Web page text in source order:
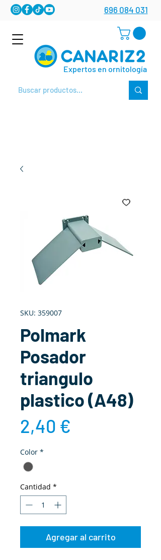
Expertos en ornitología
696 084 031
SKU: 359007
Polmark
Posador
triangulo
plastico (A48)
2,40 €
Color *
Cantidad *
Agregar al carrito